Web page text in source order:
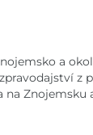
a
z
Znojemsku